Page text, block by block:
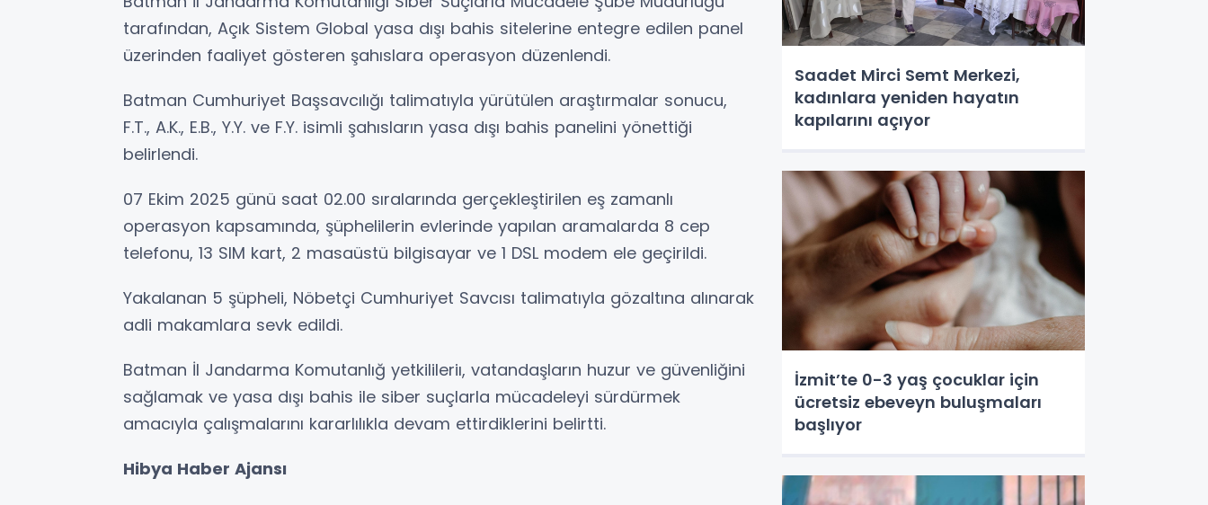
tarafından, Açık Sistem Global yasa dışı bahis sitelerine entegre edilen panel
üzerinden faaliyet gösteren şahıslara operasyon düzenlendi.
Batman Cumhuriyet Başsavcılığı talimatıyla yürütülen araştırmalar sonucu,
F.T., A.K., E.B., Y.Y. ve F.Y. isimli şahısların yasa dışı bahis panelini yönettiği
belirlendi.
07 Ekim 2025 günü saat 02.00 sıralarında gerçekleştirilen eş zamanlı
operasyon kapsamında, şüphelilerin evlerinde yapılan aramalarda 8 cep
telefonu, 13 SIM kart, 2 masaüstü bilgisayar ve 1 DSL modem ele geçirildi.
Yakalanan 5 şüpheli, Nöbetçi Cumhuriyet Savcısı talimatıyla gözaltına alınarak
adli makamlara sevk edildi.
Batman İl Jandarma Komutanlığ yetkilileriı, vatandaşların huzur ve güvenliğini
sağlamak ve yasa dışı bahis ile siber suçlarla mücadeleyi sürdürmek
amacıyla çalışmalarını kararlılıkla devam ettirdiklerini belirtti.
Hibya Haber Ajansı
Saadet Mirci Semt Merkezi,
kadınlara yeniden hayatın
kapılarını açıyor
İzmit’te 0-3 yaş çocuklar için
ücretsiz ebeveyn buluşmaları
başlıyor